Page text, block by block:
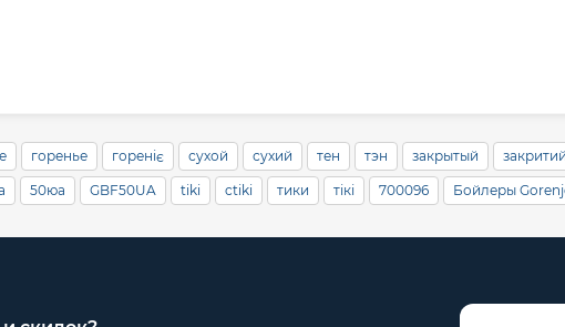
Гарантия на
центра
горенье гореніє сухой сухий тен тэн закрытый закритий
50юа GBF50UA tiki ctiki тики тікі 700096 Бойлеры